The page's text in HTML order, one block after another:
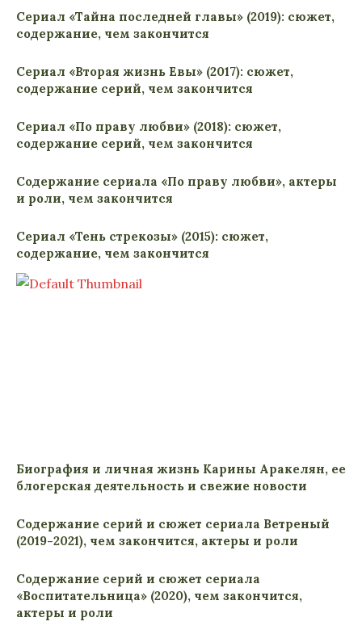
Сериал «Тайна последней главы» (2019): сюжет,
содержание, чем закончится
Сериал «Вторая жизнь Евы» (2017): сюжет,
содержание серий, чем закончится
Сериал «По праву любви» (2018): сюжет,
содержание серий, чем закончится
Содержание сериала «По праву любви», актеры
и роли, чем закончится
Сериал «Тень стрекозы» (2015): сюжет,
содержание, чем закончится
Биография и личная жизнь Карины Аракелян, ее
блогерская деятельность и свежие новости
Содержание серий и сюжет сериала Ветреный
(2019-2021), чем закончится, актеры и роли
Содержание серий и сюжет сериала
«Воспитательница» (2020), чем закончится,
актеры и роли